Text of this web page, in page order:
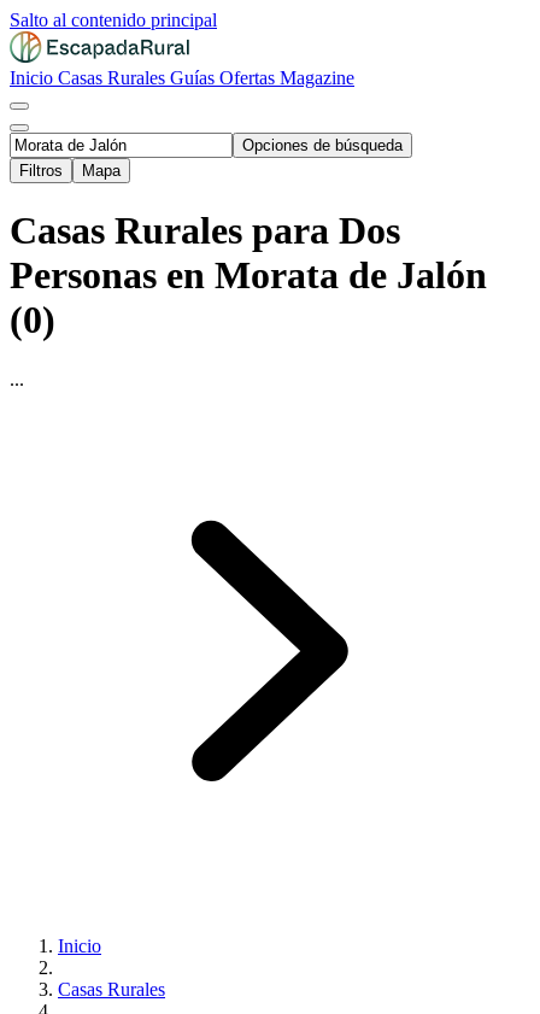
Salto al contenido principal
Inicio Casas Rurales Guías Ofertas Magazine
Opciones de búsqueda
Filtros
Mapa
Casas Rurales para Dos
Personas en Morata de Jalón
(0)
...
Inicio
Casas Rurales